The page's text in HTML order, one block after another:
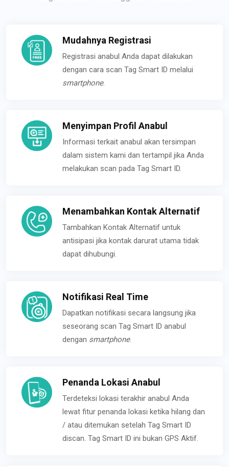
Mudahnya Registrasi
Registrasi anabul Anda dapat dilakukan
dengan cara scan Tag Smart ID melalui
smartphone.
Menyimpan Profil Anabul
Informasi terkait anabul akan tersimpan
dalam sistem kami dan tertampil jika Anda
melakukan scan pada Tag Smart ID.
Menambahkan Kontak Alternatif
Tambahkan Kontak Alternatif untuk
antisipasi jika kontak darurat utama tidak
dapat dihubungi.
Notifikasi Real Time
Dapatkan notifikasi secara langsung jika
seseorang scan Tag Smart ID anabul
dengan smartphone.
Penanda Lokasi Anabul
Terdeteksi lokasi terakhir anabul Anda
lewat fitur penanda lokasi ketika hilang dan
/ atau ditemukan setelah Tag Smart ID
discan. Tag Smart ID ini bukan GPS Aktif.